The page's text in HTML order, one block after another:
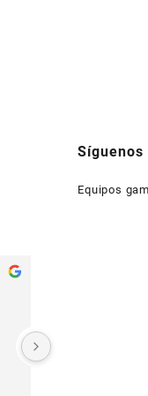
Equipos